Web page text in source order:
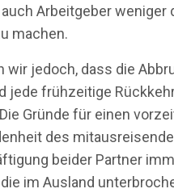
Arbeitgeber
machen.
wir jedoch, dass die
jede frühzeitige
Gründe für einen
des
beider Partner
im Ausland